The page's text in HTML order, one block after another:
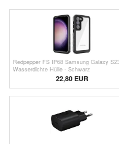
Redpepper FS IP68 Samsung Galaxy
Wasserdichte Hülle - Schwarz
22,80 EUR